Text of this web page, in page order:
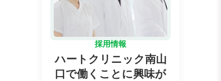
採用情報
ハートクリニック南山
口で働くことに興味が